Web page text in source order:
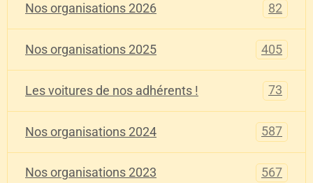
Nos organisations 2026 82
Nos organisations 2025 405
Les voitures de nos adhérents ! 73
Nos organisations 2024 587
Nos organisations 2023 567